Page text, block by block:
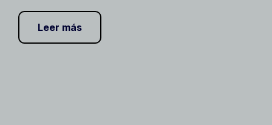
Leer más